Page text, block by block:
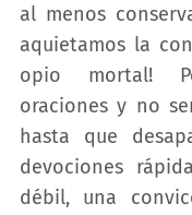
al menos
aquietamos la
opio mortal!
oraciones y no
hasta que
devociones
débil, una